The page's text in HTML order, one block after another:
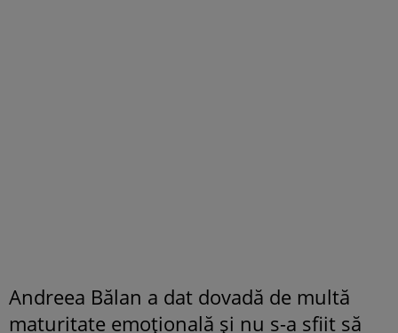
Andreea Bălan a dat dovadă de multă
maturitate emoțională și nu s-a sfiit să